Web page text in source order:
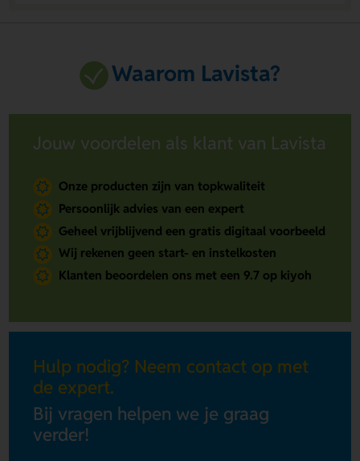
Waarom Lavista?
Jouw voordelen als klant van Lavista
Onze producten zijn van topkwaliteit
Persoonlijk advies van een expert
Geheel vrijblijvend een gratis digitaal voorbeeld
Wij rekenen geen start- en instelkosten
Klanten beoordelen ons met een 9.7 op kiyoh
Hulp nodig? Neem contact op met
de expert.
Bij vragen helpen we je graag
verder!